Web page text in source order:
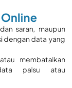
saran, maupun
dengan data yang
membatalkan
palsu atau